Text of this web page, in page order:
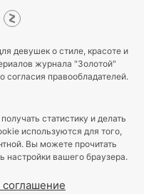
девушек о стиле, красоте и
журнала "Золотой"
согласия правообладателей.
статистику и делать
используются для того,
Вы можете прочитать
настройки вашего браузера.
соглашение